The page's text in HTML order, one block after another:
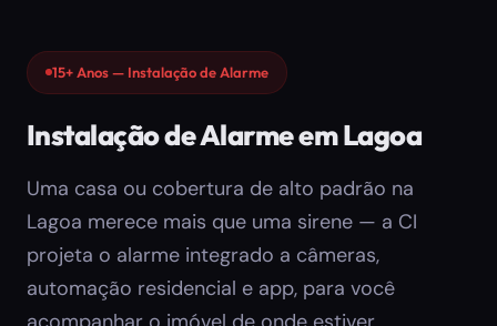
15+ Anos — Instalação de Alarme
Instalação de Alarme em Lagoa
Uma casa ou cobertura de alto padrão na
Lagoa merece mais que uma sirene — a CI
projeta o alarme integrado a câmeras,
automação residencial e app, para você